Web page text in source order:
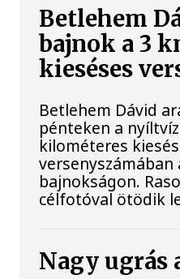
Betlehem
bajnok a 3
kieséses
Betlehem Dávid
pénteken a
kilométeres
versenyszámában
bajnokságon.
célfotóval ötödik
Nagy ugrás